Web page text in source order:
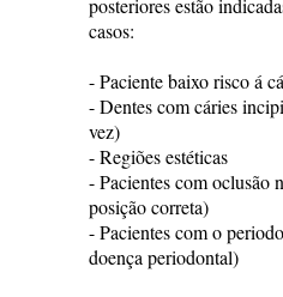
posteriores estão
casos:
- Paciente baixo risco á
- Dentes com cáries
vez)
- Regiões estéticas
- Pacientes com oclusão
posição correta)
- Pacientes com o
doença periodontal)